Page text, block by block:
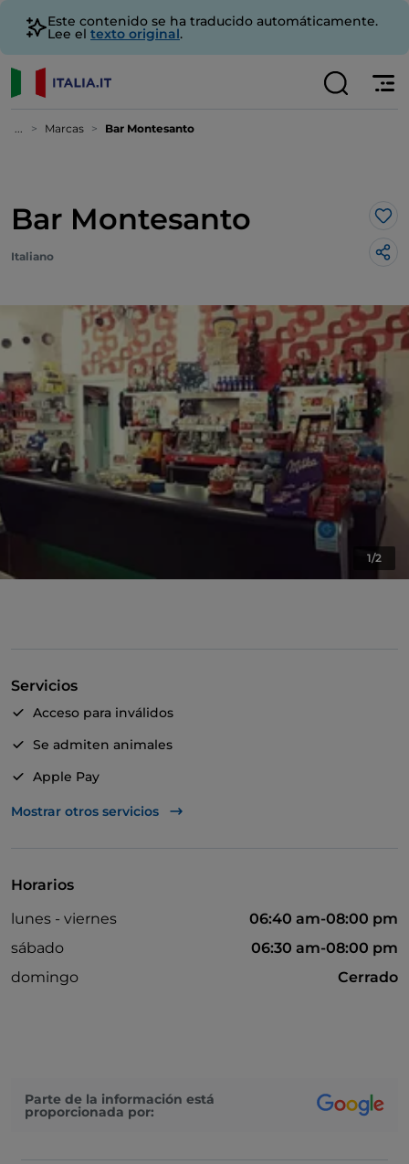
Este contenido se ha traducido automáticamente.
Lee el texto original.
... Marcas Bar Montesanto
Bar Montesanto Me
Italiano
1/2
Servicios
Acceso para inválidos
Se admiten animales
Apple Pay
Para llevar
Aparcamiento
Mostrar otros servicios
Horarios
lunes - viernes
06:40 am-08:00 pm
sábado
06:30 am-08:00 pm
domingo
Cerrado
Parte de la información está
proporcionada por: